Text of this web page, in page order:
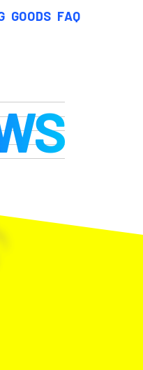
GOODS FAQ